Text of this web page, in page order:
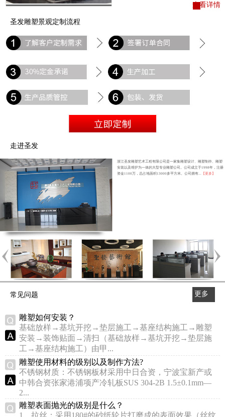
查看详情
圣发雕塑景观定制流程
走进圣发
浙江圣发雕塑艺术工程有限公司是一家集雕塑设计、雕塑制作、雕塑
安装以及维护为一体的大型专业雕塑公司。公司成立于1998年，注册
资金1100万，总占地面积13000多平方米。公司拥有...
【更多】
常见问题
更多
雕塑如何安装？
基础放样→基坑开挖→垫层施工→基座结构施工→雕塑
安装→装饰贴面→清扫（基础放样→基坑开挖→垫层施
工→基座结构施工）由甲...
雕塑使用材料的级别以及制作方法?
不锈钢材质：不锈钢板材采用中日合资，宁波宝新产或
中韩合资张家港浦项产冷轧板SUS 304-2B 1.5±0.1mm—
2...
雕塑表面抛光的级别是什么？